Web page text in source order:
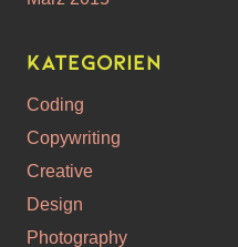
Kategorien
Coding
Copywriting
Creative
Design
Photography